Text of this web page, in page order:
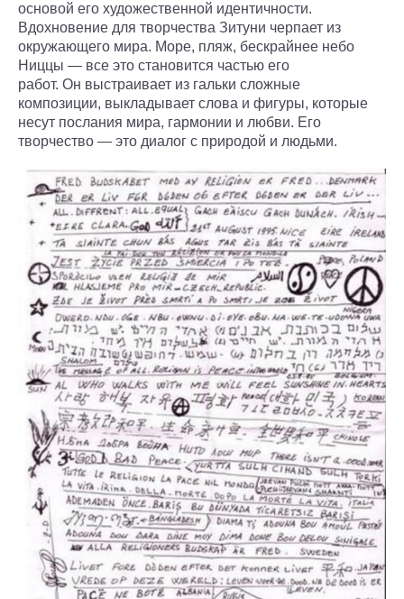
основой его художественной идентичности.
Вдохновение для творчества Зитуни черпает из
окружающего мира. Море, пляж, бескрайнее небо
Ниццы — все это становится частью его
работ. Он выстраивает из гальки сложные
композиции, выкладывает слова и фигуры, которые
несут послания мира, гармонии и любви. Его
творчество — это диалог с природой и людьми.